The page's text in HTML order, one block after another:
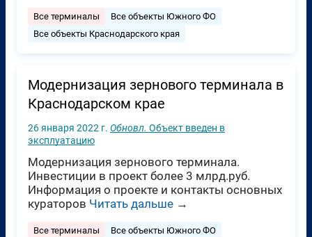
Все терминалы
Все объекты Южного ФО
Все объекты Краснодарского края
Модернизация зернового терминала в
Краснодарском крае
26 января 2022 г. Обновл. Объект введен в
эксплуатацию
Модернизация зернового терминала.
Инвестиции в проект более 3 млрд.руб.
Информация о проекте и контакты основных
кураторов Читать дальше →
Все терминалы
Все объекты Южного ФО